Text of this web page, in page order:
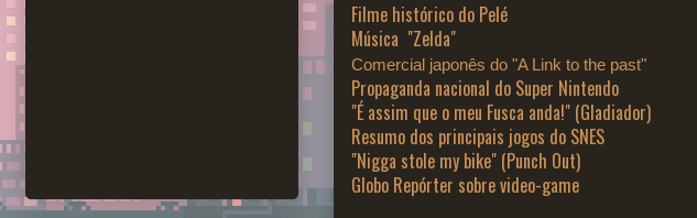
Filme histórico do Pelé
Música "Zelda"
Comercial japonês do "A Link to the past"
Propaganda nacional do Super Nintendo
"É assim que o meu Fusca anda!" (Gladiador)
Resumo dos principais jogos do SNES
"Nigga stole my bike" (Punch Out)
Globo Repórter sobre video-game